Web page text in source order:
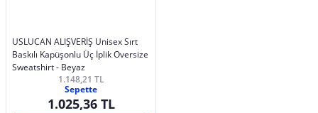
USLUCAN ALIŞVERİŞ Unisex Sırt
Baskılı Kapüşonlu Üç İplik Oversize
Sweatshirt - Beyaz
1.148,21 TL
Sepette
1.025,36 TL